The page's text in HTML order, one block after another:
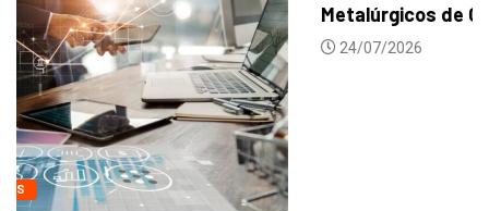
Metalúrgicos de Caxias do Sul aprovam reajuste...
24/07/2026